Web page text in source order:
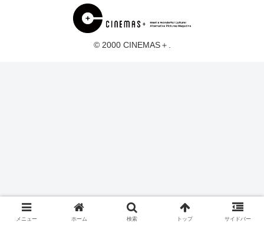
© 2000 CINEMAS＋.
メニュー ホーム 検索 トップ サイドバー